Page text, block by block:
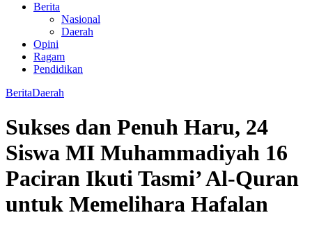
Berita
Nasional
Daerah
Opini
Ragam
Pendidikan
BeritaDaerah
Sukses dan Penuh Haru, 24
Siswa MI Muhammadiyah 16
Paciran Ikuti Tasmi’ Al-Quran
untuk Memelihara Hafalan